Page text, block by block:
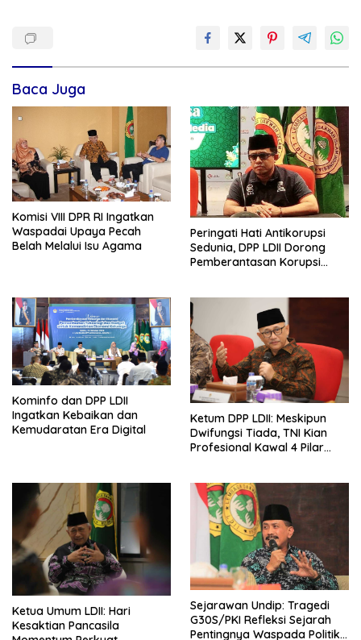
Baca Juga
Komisi VIII DPR RI Ingatkan
Waspadai Upaya Pecah
Belah Melalui Isu Agama
Peringati Hati Antikorupsi
Sedunia, DPP LDII Dorong
Pemberantasan Korupsi
Kominfo dan DPP LDII
Ingatkan Kebaikan dan
Kemudaratan Era Digital
Ketum DPP LDII: Meskipun
Dwifungsi Tiada, TNI Kian
Profesional Kawal 4 Pilar
Ketua Umum LDII: Hari
Kesaktian Pancasila
Sejarawan Undip: Tragedi
G30S/PKI Refleksi Sejarah
Pentingnya Waspada Politik